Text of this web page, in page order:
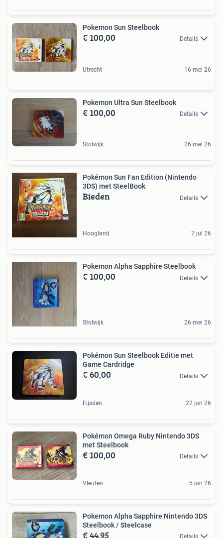
Pokemon Sun Steelbook
€ 100,00 Details
Utrecht 16 mei 26
Pokemon Ultra Sun Steelbook
€ 100,00 Details
Stolwijk 26 mei 26
Pokémon Sun Fan Edition (Nintendo
3DS) met SteelBook
Bieden Details
Hoogland 7 jul 26
Pokemon Alpha Sapphire Steelbook
€ 100,00 Details
Stolwijk 26 mei 26
Pokémon Sun Steelbook Editie met
Game Cardridge
€ 60,00 Details
Eijsden 22 jun 26
Pokémon Omega Ruby Nintendo 3DS
met Steelbook
€ 100,00 Details
Vleuten 5 jun 26
Pokemon Alpha Sapphire Nintendo 3DS
Steelbook / Steelcase
€ 44,95 Details